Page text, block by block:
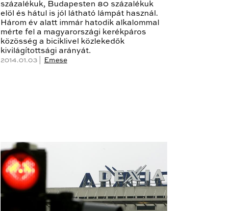
százalékuk, Budapesten 80 százalékuk
elöl és hátul is jól látható lámpát használ.
Három év alatt immár hatodik alkalommal
mérte fel a magyarországi kerékpáros
közösség a biciklivel közlekedők
kivilágítottsági arányát.
2014.01.03 | Emese